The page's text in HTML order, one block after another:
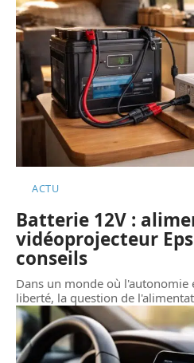
ACTU
Batterie 12V :
vidéoprojecteur
conseils
Dans un monde où l'autonomie
liberté, la question de